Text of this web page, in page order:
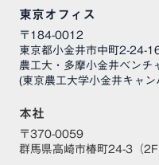
東京オフィス
〒184-0012
東京都小金井市中町2-24-
農工大・多摩小金井ベン
(東京農工大学小金井キャ
本社
〒370-0059
群馬県高崎市椿町24-3（2F